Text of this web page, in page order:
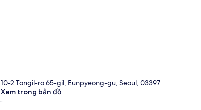
10-2 Tongil-ro 65-gil, Eunpyeong-gu, Seoul, 03397
Xem trong bản đồ